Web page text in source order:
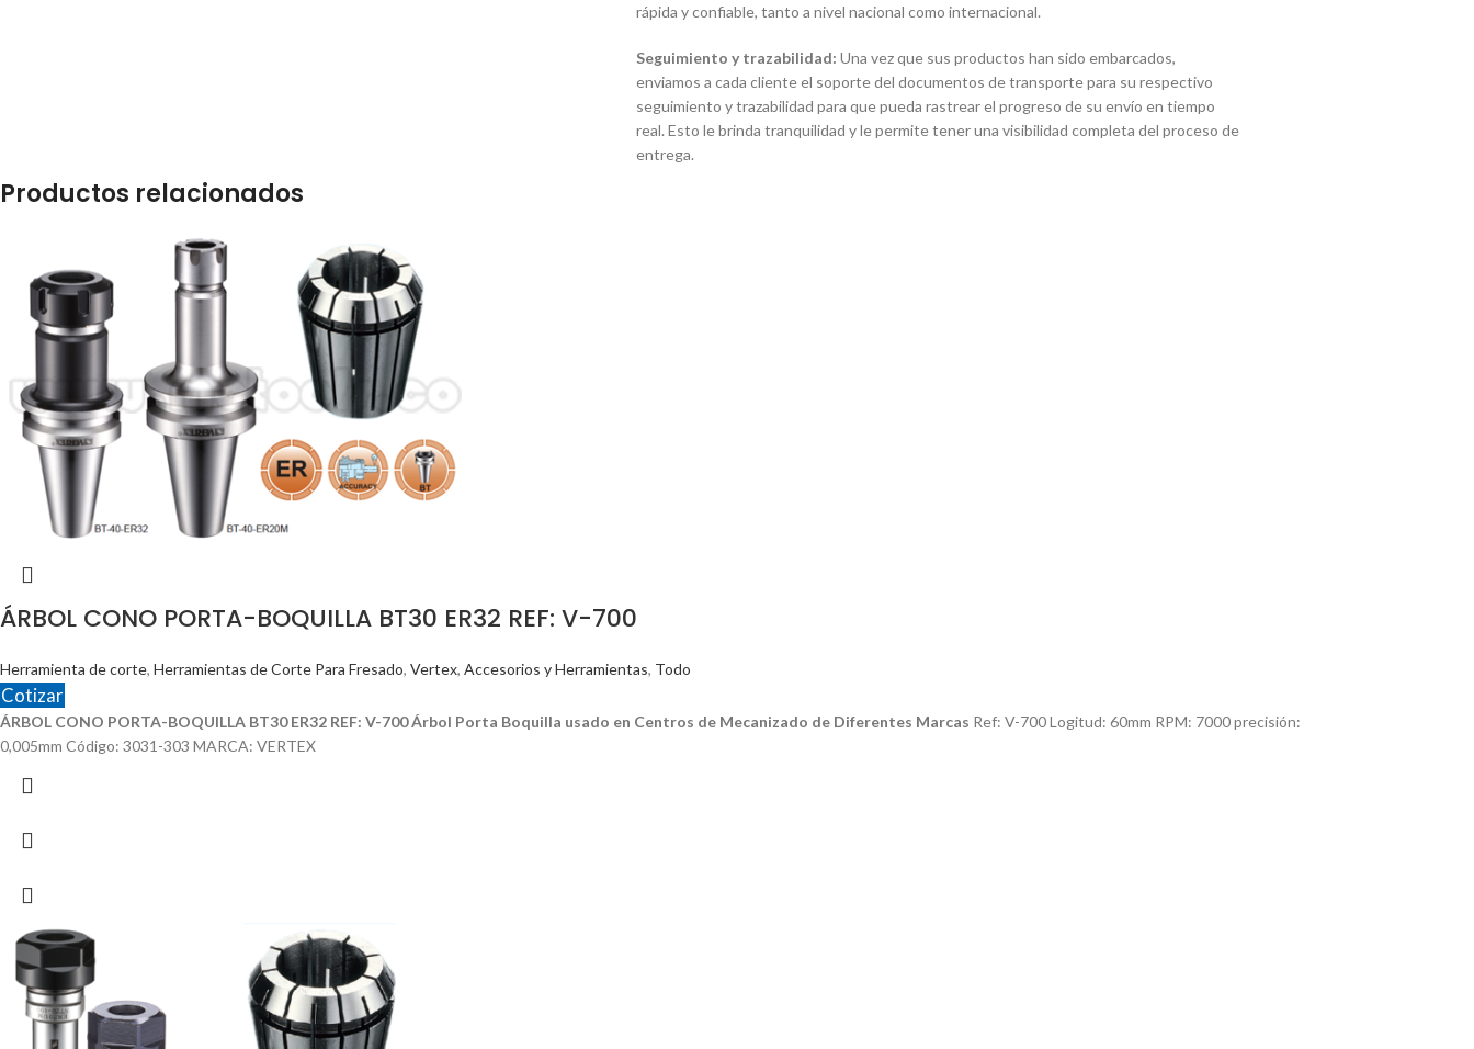
rápida y confiable, tanto a nivel nacional como internacional.
Seguimiento y trazabilidad: Una vez que sus productos han sido embarcados,
enviamos a cada cliente el soporte del documentos de transporte para su respectivo
seguimiento y trazabilidad para que pueda rastrear el progreso de su envío en tiempo
real. Esto le brinda tranquilidad y le permite tener una visibilidad completa del proceso de
entrega.
Productos relacionados
ÁRBOL CONO PORTA-BOQUILLA BT30 ER32 REF: V-700
Herramienta de corte, Herramientas de Corte Para Fresado, Vertex, Accesorios y Herramientas, Todo
Cotizar
ÁRBOL CONO PORTA-BOQUILLA BT30 ER32 REF: V-700Árbol Porta Boquilla usado en Centros de Mecanizado de Diferentes Marcas Ref: V-700 Logitud: 60mm RPM: 7000 precisión:
0,005mm Código: 3031-303 MARCA: VERTEX